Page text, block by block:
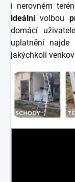
i nerovném
ideálnívolbou
domácí
uplatnění
jakýchkoli